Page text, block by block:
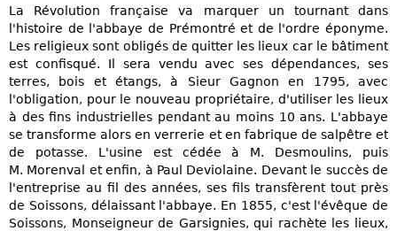
La Révolution française va marquer un tournant dans
l'histoire de l'abbaye de Prémontré et de l'ordre éponyme.
Les religieux sont obligés de quitter les lieux car le bâtiment
est confisqué. Il sera vendu avec ses dépendances, ses
terres, bois et étangs, à Sieur Gagnon en 1795, avec
l'obligation, pour le nouveau propriétaire, d'utiliser les lieux
à des fins industrielles pendant au moins 10 ans. L'abbaye
se transforme alors en verrerie et en fabrique de salpêtre et
de potasse. L'usine est cédée à M. Desmoulins, puis
M. Morenval et enfin, à Paul Deviolaine. Devant le succès de
l'entreprise au fil des années, ses fils transfèrent tout près
de Soissons, délaissant l'abbaye. En 1855, c'est l'évêque de
Soissons, Monseigneur de Garsignies, qui rachète les lieux,